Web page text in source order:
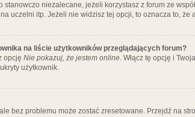
niezalecane, jeżeli korzystasz z forum ze
uczelni itp. Jeżeli nie widzisz tej opcji, to oznacza to, że
na liście użytkowników przeglądających forum?
opcję Nie pokazuj, że jestem online. Włącz tę opcję i
użytkownik.
bez problemu może zostać zresetowane. Przejdź na